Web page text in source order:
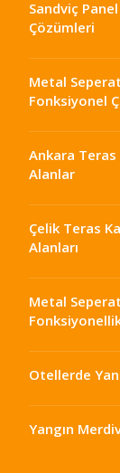
Sandviç Panel
Çözümleri
Metal
Fonksiyonel
Ankara
Alanlar
Çelik Teras
Alanları
Metal
Otellerde
Yangın